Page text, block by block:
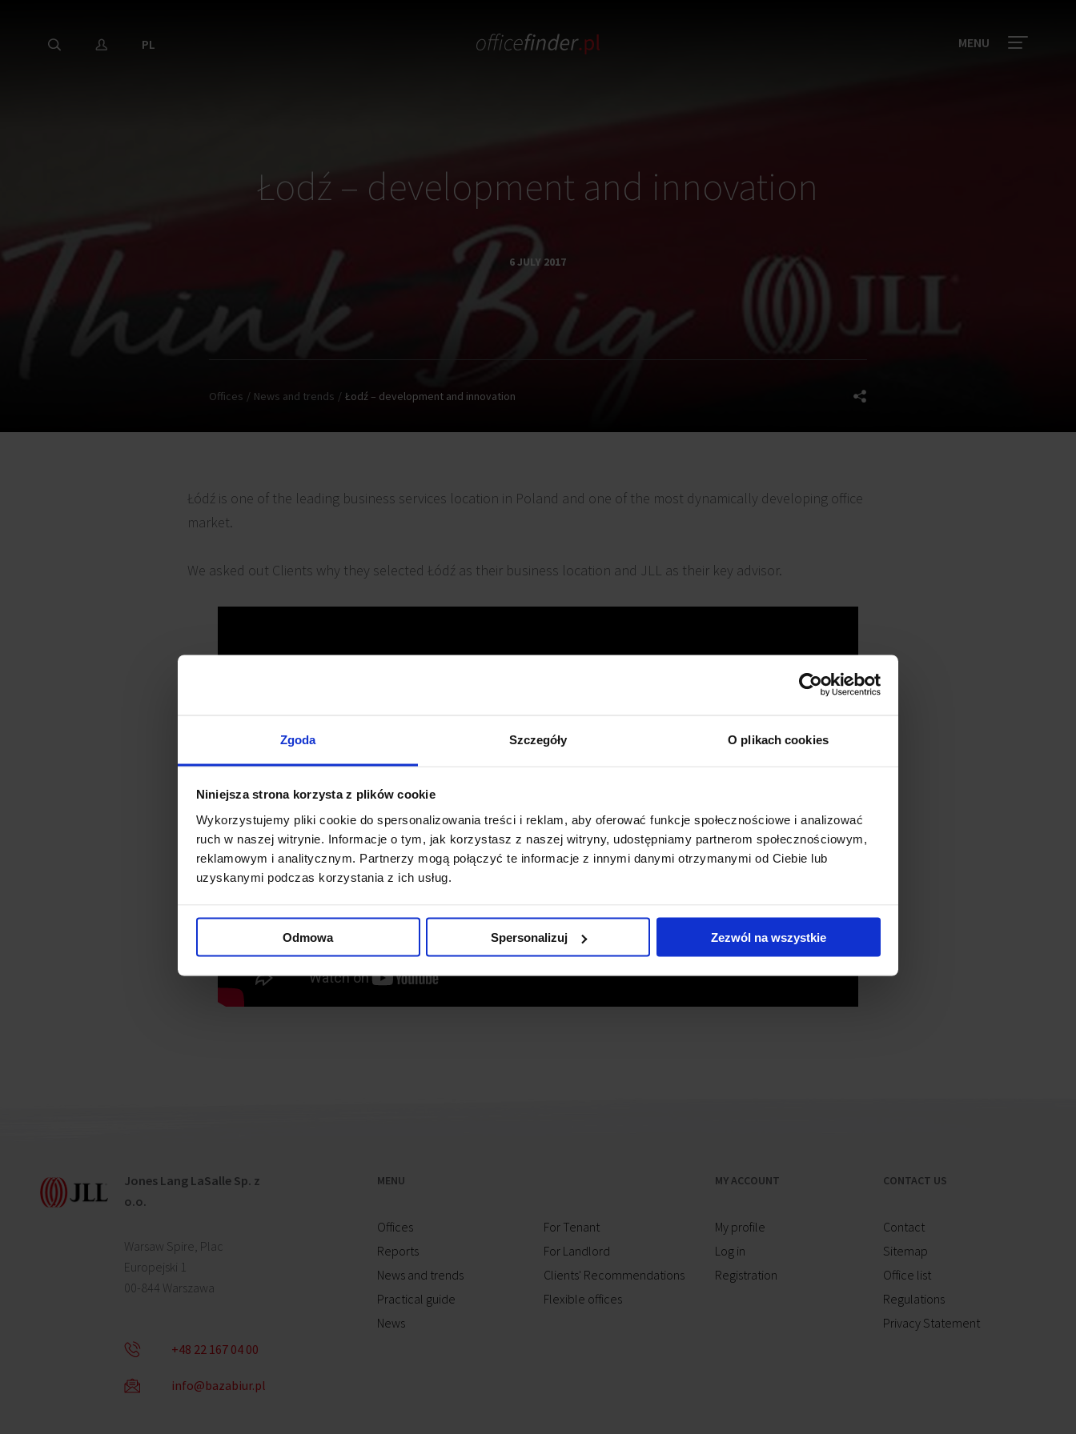
Zgoda Szczegóły O plikach cookies
Niniejsza strona korzysta z plików cookie
Wykorzystujemy pliki cookie do spersonalizowania treści i reklam, aby oferować funkcje społecznościowe i analizować
ruch w naszej witrynie. Informacje o tym, jak korzystasz z naszej witryny, udostępniamy partnerom społecznościowym,
reklamowym i analitycznym. Partnerzy mogą połączyć te informacje z innymi danymi otrzymanymi od Ciebie lub
uzyskanymi podczas korzystania z ich usług.
Odmowa Spersonalizuj Zezwól na wszystkie
PL MENU
Łodź – development and innovation
6 JULY 2017
Offices News and trends Łodź – development and innovation
Łódź is one of the leading business services location in Poland and one of the most dynamically developing office
market.
We asked out Clients why they selected Łódź as their business location and JLL as their key advisor.
Jones Lang LaSalle Sp. z
o.o.
Warsaw Spire, Plac
Europejski 1
00-844 Warszawa
+48 22 167 04 00
info@bazabiur.pl
MENU
Offices
Reports
News and trends
Practical guide
News
For Tenant
For Landlord
Clients' Recommendations
Flexible offices
MY ACCOUNT
My profile
Log in
Registration
CONTACT US
Contact
Sitemap
Office list
Regulations
Privacy Statement